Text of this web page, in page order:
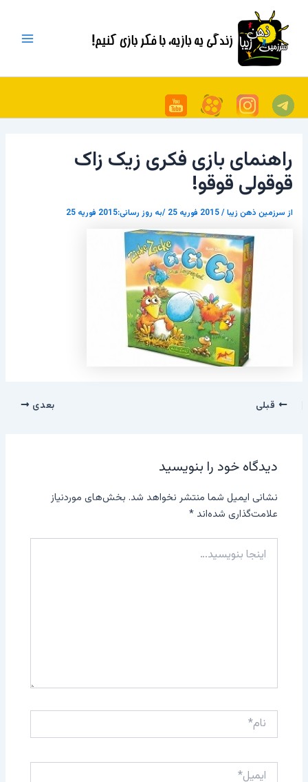
محتوا
Menu
راهنمای بازی فکری زیک زاک
قوقولی قوقو!
از سرزمین ذهن زیبا/2015 فوریه 25 /به روز رسانی:2015 فوریه 25
پیمایش
نوشته
قبلی بعدی
دیدگاه‌ خود را بنویسید
نشانی ایمیل شما منتشر نخواهد شد. بخش‌های موردنیاز
علامت‌گذاری شده‌اند*
بنویسید…
نام*
ایمیل*